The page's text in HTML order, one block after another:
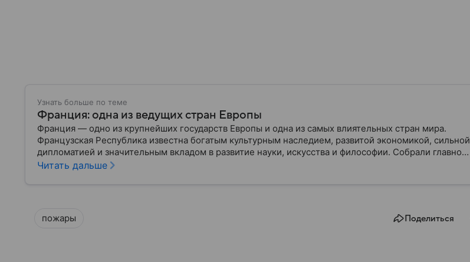
Узнать больше по теме
Франция: одна из ведущих стран Европы
Франция — одно из крупнейших государств Европы и одна из самых влиятельных стран мира.
Французская Республика известна богатым культурным наследием, развитой экономикой, сильной
дипломатией и значительным вкладом в развитие науки, искусства и философии. Собрали главное
о ней.
Читать дальше
пожары Поделиться